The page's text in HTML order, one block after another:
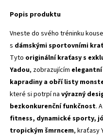
Popis produktu
Vneste do svého tréninku
s dámskými sportovními
Tyto originální kraťasy s
Yadou, zobrazujícím
kapradiny a obří listy
které si potrpí na výrazný
bezkonkurenční funkčnost.
fitness, dynamické sporty,
tropickým šmrncem, kraťasy